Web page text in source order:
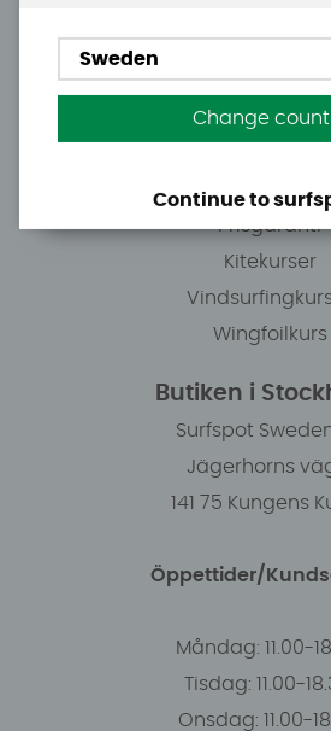
Frakter
Handla från andra
B2B -
Prisgaranti
Kitekurser
Wingfoilkurs
Butiken i
Surfspot
Jägerhorns
141 75 Kungens
Öppettider/
Måndag: 11.00-
Tisdag: 11.00-
Onsdag: 11.00-
Sweden
Change
Continue to